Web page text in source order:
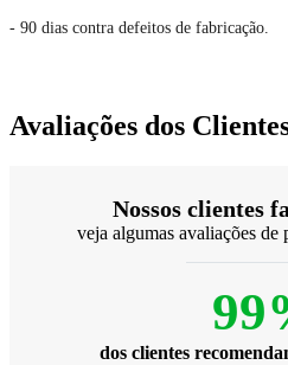
- 90 dias contra defeitos de fabricação.
Avaliações dos
Nossos clientes
veja algumas avaliações de
dos clientes